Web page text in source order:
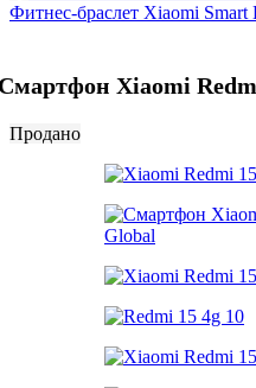
Фитнес-браслет Xiaomi Smart
Xiaomi
Продано